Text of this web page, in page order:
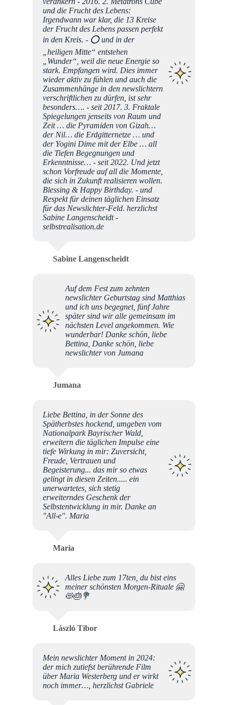
und die Frucht des Lebens:
Irgendwann war klar, die 13 Kreise
der Frucht des Lebens passen perfekt
in den Kreis. - ⭕️ und in der
„heiligen Mitte“ entstehen
„Wunder“, weil die neue Energie so
stark. Empfangen wird. Dies immer
wieder aktiv zu fühlen und auch die
Zusammenhänge in den newslichtern
verschriftlichen zu dürfen, ist sehr
besonders…. - seit 2017. 3. Fraktale
Spiegelungen jenseits von Raum und
Zeit … die Pyramiden von Gizah…
der Nil… die Erdgitternetze … und
der Yogini Dime mit der Elbe … all
die Tiefen Begegnungen und
Erkenntnisse… - seit 2022. Und jetzt
schon Vorfreude auf all die Momente,
die sich in Zukunft realisieren wollen.
Blessing & Happy Birthday. - und
Respekt für deinen täglichen Einsatz
für das Newslichter-Feld. herzlichst
Sabine Langenscheidt -
selbstrealisation.de
Sabine Langenscheidt
Auf dem Fest zum zehnten
newslichter Geburtstag sind Matthias
und ich uns begegnet, fünf Jahre
später sind wir alle gemeinsam im
nächsten Level angekommen. Wie
wunderbar! Danke schön, liebe
Bettina, Danke schön, liebe
newslichter von Jumana
Jumana
Liebe Bettina, in der Sonne des
Spätherbstes hockend, umgeben vom
Nationalpark Bayrischer Wald,
erweitern die täglichen Impulse eine
tiefe Wirkung in mir: Zuversicht,
Freude, Vertrauen und
Begeisterung... das mir so etwas
gelingt in diesen Zeiten..... ein
unerwartetes, sich stetig
erweiterndes Geschenk der
Selbstentwicklung in mir. Danke an
"All-e". Maria
Maria
Alles Liebe zum 17ten, du bist eins
meiner schönsten Morgen-Rituale 🤗
😻🎂💐
László Tibor
Mein newslichter Moment in 2024:
der mich zutiefst berührende Film
über Maria Westerberg und er wirkt
noch immer…, herzlichst Gabriele